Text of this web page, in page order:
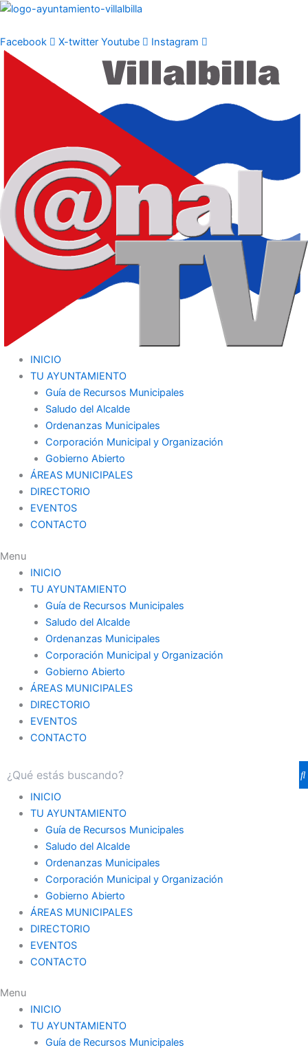
Ir
contenido
Facebook X-twitter Youtube Instagram
INICIO
TU AYUNTAMIENTO
Guía de Recursos Municipales
Saludo del Alcalde
Ordenanzas Municipales
Corporación Municipal y Organización
Gobierno Abierto
ÁREAS MUNICIPALES
DIRECTORIO
EVENTOS
CONTACTO
Menu
INICIO
TU AYUNTAMIENTO
Guía de Recursos Municipales
Saludo del Alcalde
Ordenanzas Municipales
Corporación Municipal y Organización
Gobierno Abierto
ÁREAS MUNICIPALES
DIRECTORIO
EVENTOS
CONTACTO
INICIO
TU AYUNTAMIENTO
Guía de Recursos Municipales
Saludo del Alcalde
Ordenanzas Municipales
Corporación Municipal y Organización
Gobierno Abierto
ÁREAS MUNICIPALES
DIRECTORIO
EVENTOS
CONTACTO
Menu
INICIO
TU AYUNTAMIENTO
Guía de Recursos Municipales